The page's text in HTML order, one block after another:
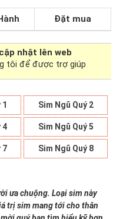
Đặt mua
nhật lên web
tôi để được trợ giúp
Sim Ngũ Quý 2
4 Sim Ngũ Quý 5
7 Sim Ngũ Quý 8
ưa chuộng. Loại sim này
trị sim mang tới cho thân